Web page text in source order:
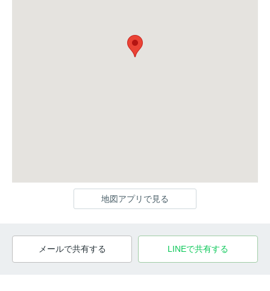
地図アプリで見る
メールで共有する LINEで共有する